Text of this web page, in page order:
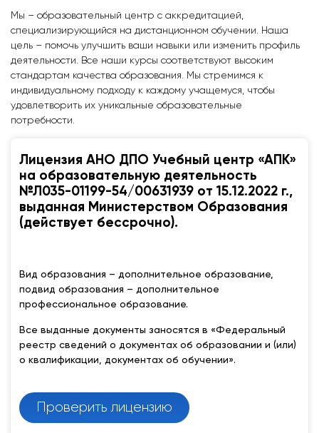
Мы – образовательный центр с аккредитацией,
специализирующийся на дистанционном обучении. Наша
цель – помочь улучшить ваши навыки или изменить профиль
деятельности. Все наши курсы соответствуют высоким
стандартам качества образования. Мы стремимся к
индивидуальному подходу к каждому учащемуся, чтобы
удовлетворить их уникальные образовательные
потребности.
Лицензия АНО ДПО Учебный центр «АПК»
на образовательную деятельность
№Л035-01199-54/00631939 от 15.12.2022 г.,
выданная Министерством Образования
(действует бессрочно).
Вид образования – дополнительное образование,
подвид образования – дополнительное
профессиональное образование.
Все выданные документы заносятся в «Федеральный
реестр сведений о документах об образовании и (или)
о квалификации, документах об обучении».
Проверить лицензию